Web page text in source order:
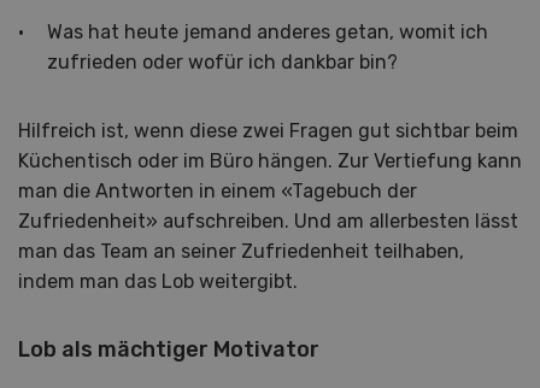
Was hat heute jemand anderes getan, womit ich
zufrieden oder wofür ich dankbar bin?
Hilfreich ist, wenn diese zwei Fragen gut sichtbar beim
Küchentisch oder im Büro hängen. Zur Vertiefung kann
man die Antworten in einem «Tagebuch der
Zufriedenheit» aufschreiben. Und am allerbesten lässt
man das Team an seiner Zufriedenheit teilhaben,
indem man das Lob weitergibt.
Lob als mächtiger Motivator